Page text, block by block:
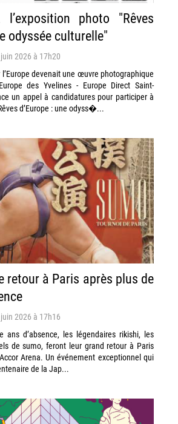
photo "Rêves
odyssée culturelle"
2026 à 17h20
devenait une œuvre photographique
des Yvelines - Europe Direct Saint-
un appel à candidatures pour participer à
d’Europe : une odyss�...
retour à Paris après plus de
2026 à 17h16
ans d’absence, les légendaires rikishi, les
de sumo, feront leur grand retour à Paris
Arena. Un événement exceptionnel qui
de la Jap...